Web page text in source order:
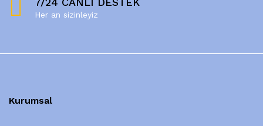
Her an sizinleyiz
Kurumsal